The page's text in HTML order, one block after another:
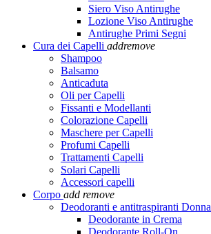
Siero Viso Antirughe
Lozione Viso Antirughe
Antirughe Primi Segni
Cura dei Capelli addremove
Shampoo
Balsamo
Anticaduta
Oli per Capelli
Fissanti e Modellanti
Colorazione Capelli
Maschere per Capelli
Profumi Capelli
Trattamenti Capelli
Solari Capelli
Accessori capelli
Corpo add remove
Deodoranti e antitraspiranti Donna
Deodorante in Crema
Deodorante Roll-On